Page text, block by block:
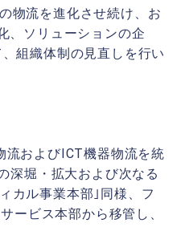
物流を進化させ続け、お
、ソリューションの企
組織体制の見直しを行い
流およびICT機器物流を統
深堀・拡大および次なる
カル事業本部｣同様、フ
ービス本部から移管し、